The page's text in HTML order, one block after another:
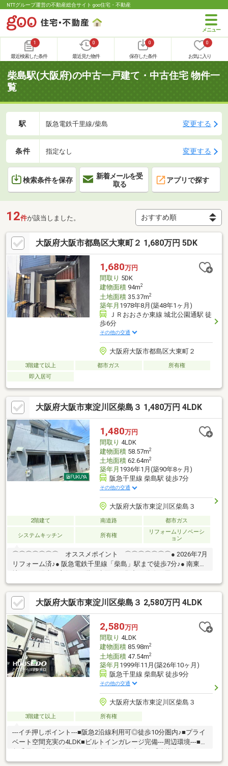
NTTグループ運営の不動産総合サイト goo住宅・不動産
1
最近検索した条件
0
最近見た物件
0
保存した条件
0
お気に入り
柴島駅(大阪府)の中古一戸建て・中古住宅 物件一
覧
駅 阪急電鉄千里線/柴島 変更する
条件 指定なし 変更する
検索条件を保存
新着メールを受
取る
アプリで探す
12件が該当しました。
大阪府大阪市都島区大東町２ 1,680万円 5DK
1,680万円
間取り 5DK
建物面積94m2
土地面積35.37m2
築年月 1978年8月(築48年1ヶ月)
ＪＲおおさか東線 城北公園通駅 徒
歩6分
その他の交通
大阪府大阪市都島区大東町２
3階建て以上 都市ガス
所有権
即入居可
大阪府大阪市東淀川区柴島３ 1,480万円 4LDK
1,480万円
間取り 4LDK
建物面積58.57m2
土地面積62.64m2
築年月 1936年1月(築90年8ヶ月)
阪急千里線 柴島駅 徒歩7分
その他の交通
大阪府大阪市東淀川区柴島３
2階建て 南道路 都市ガス
システムキッチン 所有権
リフォームリノベーシ
ョン
⌒⌒⌒⌒⌒⌒⌒ オススメポイント ⌒⌒⌒⌒⌒⌒⌒● 2026年7月
リフォーム済♪● 阪急電鉄千里線「柴島」駅まで徒歩7分♪● 南東角
住まいのご相談お気軽にご連絡ください！／「どのエリアに住む
か迷っている」「ネットで探すのに疲れた」「条件に合う物件が
なかなか出てこない」 ライフプランに寄り
添いご提案をさせていただきます。物件の売買はもちろん、資金
計画や将来の住み替えのご相談までお客様の「理想の暮らし」を
サポートいたします♪
大阪府大阪市東淀川区柴島３ 2,580万円 4LDK
2,580万円
間取り 4LDK
建物面積85.98m2
土地面積47.54m2
築年月 1999年11月(築26年10ヶ月)
阪急千里線 柴島駅 徒歩9分
その他の交通
大阪府大阪市東淀川区柴島３
3階建て以上 所有権
---イチ押しポイント---■阪急2沿線利用可◎徒歩10分圏内♪■プライ
ベート空間充実の4LDK■ビルトインガレージ完備---周辺環境---■阪
駅・・・徒歩10分■東淡路小学校・・・徒歩11分■柴島中学